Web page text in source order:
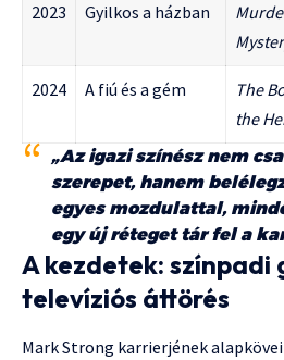
2023 Gyilkos a házban
2024 A fiú és a gém
The
the
„Az igazi színész nem
szerepet, hanem
egyes mozdulattal,
egy új réteget tár fel a
A kezdetek: színpadi
televíziós áttörés
Mark Strong karrierjének